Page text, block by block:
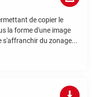
de copier le
la forme d'une image
s'affranchir du zonage...